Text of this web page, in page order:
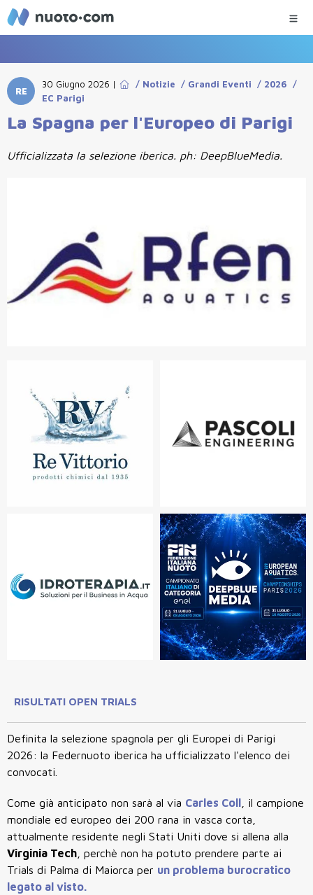
RE
30 Giugno 2026 | / Notizie / Grandi Eventi / 2026 /
EC Parigi
La Spagna per l'Europeo di Parigi
Ufficializzata la selezione iberica. ph: DeepBlueMedia.
RISULTATI OPEN TRIALS
Definita la selezione spagnola per gli Europei di Parigi
2026: la Federnuoto iberica ha ufficializzato l'elenco dei
convocati.
Come già anticipato non sarà al via Carles Coll , il campione
mondiale ed europeo dei 200 rana in vasca corta,
attualmente residente negli Stati Uniti dove si allena alla
Virginia Tech , perchè non ha potuto prendere parte ai
Trials di Palma di Maiorca per un problema burocratico
legato al visto.